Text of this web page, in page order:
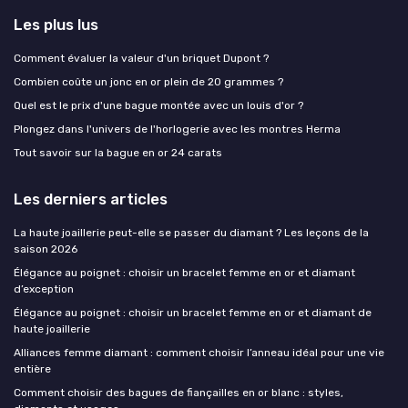
Les plus lus
Comment évaluer la valeur d'un briquet Dupont ?
Combien coûte un jonc en or plein de 20 grammes ?
Quel est le prix d'une bague montée avec un louis d'or ?
Plongez dans l'univers de l'horlogerie avec les montres Herma
Tout savoir sur la bague en or 24 carats
Les derniers articles
La haute joaillerie peut-elle se passer du diamant ? Les leçons de la
saison 2026
Élégance au poignet : choisir un bracelet femme en or et diamant
d’exception
Élégance au poignet : choisir un bracelet femme en or et diamant de
haute joaillerie
Alliances femme diamant : comment choisir l’anneau idéal pour une vie
entière
Comment choisir des bagues de fiançailles en or blanc : styles,